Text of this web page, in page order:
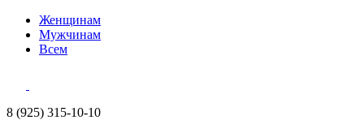
Женщинам
Мужчинам
Всем
8 (925) 315-10-10